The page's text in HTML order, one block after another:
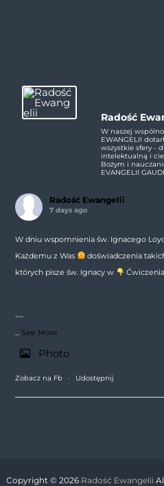
Radość
W naszej
EWANGELII
wszystkie sfery -
intelektualną i
Bożym i
EVANGELII
Radość Ewangelii
7 days ago
W dniu wspomnienia św. Ignacego
Każdemu z Was
doświadczenia
których pisze św. Ignacy w
---
See More
Photo
Zobacz na Fb · Udostępnij
Copyright © 2026 Radość Ewangelii